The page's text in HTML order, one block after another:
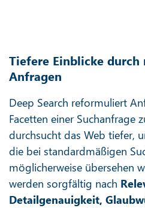
Tiefere Einblicke
Anfragen
Deep Search reformuliert
Facetten einer Suchanfrage
durchsucht das Web tiefer,
die bei standardmäßigen
möglicherweise übersehen
werden sorgfältig nach
Detailgenauigkeit,